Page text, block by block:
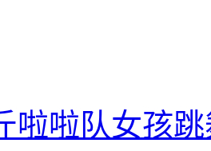
啦啦队女孩